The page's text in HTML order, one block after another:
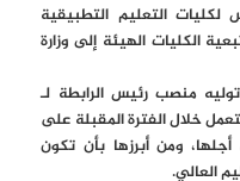
التعليم التطبيقية
الكليات الهيئة إلى وزارة
منصب رئيس الرابطة لـ
خلال الفترة المقبلة على
ومن أبرزها بأن تكون
العالي.